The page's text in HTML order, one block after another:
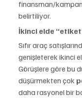
finansman/
belirtiliyor.
İkinci elde
Sıfır araç
genişleterek ikinci
Görüşlere göre bu
düşürmekten çok
daha rasyonel bir